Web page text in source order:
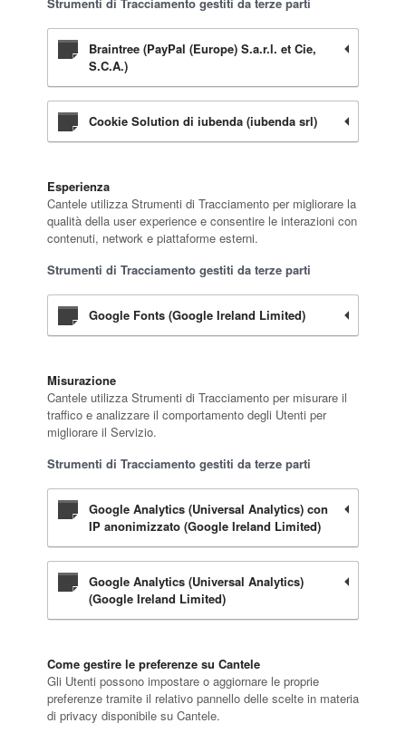
Braintree (PayPal (Europe) S.a.r.l. et Cie,
S.C.A.)
Cookie Solution di iubenda (iubenda srl)
Esperienza
Cantele utilizza Strumenti di Tracciamento per migliorare la
qualità della user experience e consentire le interazioni con
contenuti, network e piattaforme esterni.
Strumenti di Tracciamento gestiti da terze parti
Google Fonts (Google Ireland Limited)
Misurazione
Cantele utilizza Strumenti di Tracciamento per misurare il
traffico e analizzare il comportamento degli Utenti per
migliorare il Servizio.
Strumenti di Tracciamento gestiti da terze parti
Google Analytics (Universal Analytics) con
IP anonimizzato (Google Ireland Limited)
Google Analytics (Universal Analytics)
(Google Ireland Limited)
Come gestire le preferenze su Cantele
Gli Utenti possono impostare o aggiornare le proprie
preferenze tramite il relativo pannello delle scelte in materia
di privacy disponibile su Cantele.